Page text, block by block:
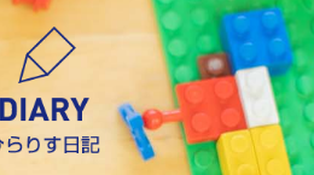
の
豆
ま
き